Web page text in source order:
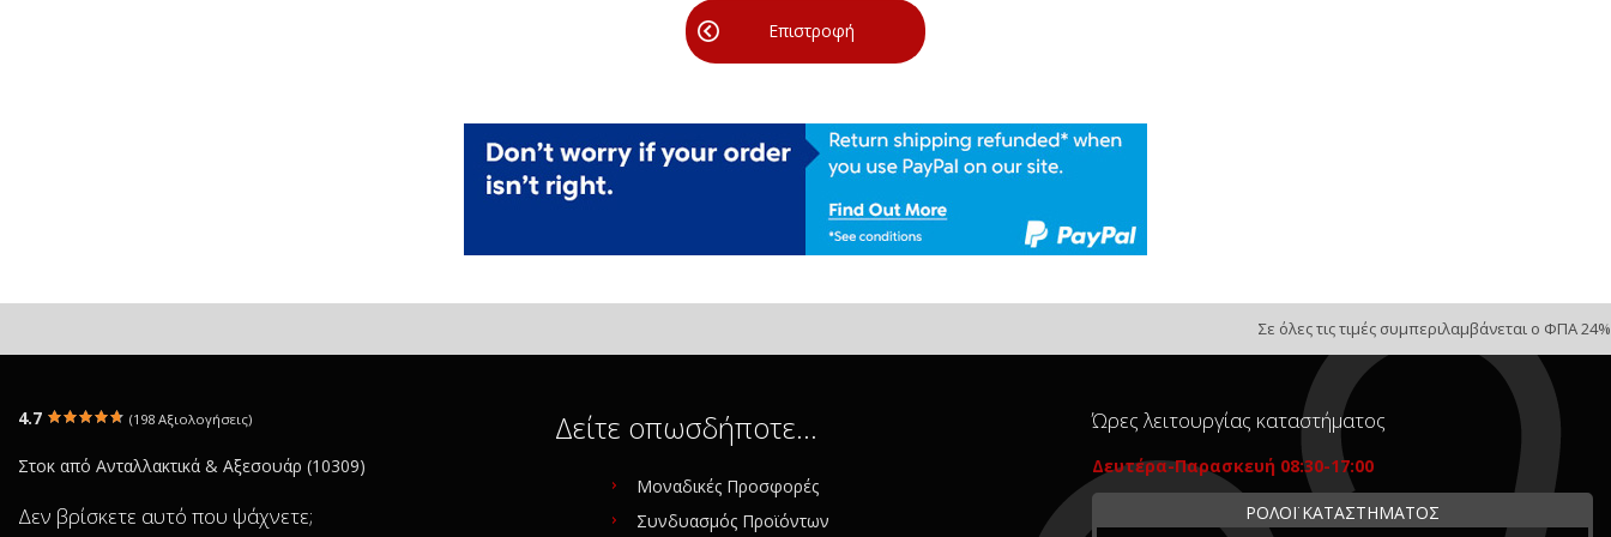
Επιστροφή
Σε όλες τις τιμές συμπεριλαμβάνεται ο ΦΠΑ 24%
4.7 (198 Αξιολογήσεις)
Στοκ από Ανταλλακτικά & Αξεσουάρ (10309)
Δεν βρίσκετε αυτό που ψάχνετε;
Δείτε οπωσδήποτε…
Μοναδικές Προσφορές
Συνδυασμός Προϊόντων
Ώρες λειτουργίας καταστήματος
Δευτέρα-Παρασκευή 08:30-17:00
ΡΟΛΟΪ ΚΑΤΑΣΤΗΜΑΤΟΣ